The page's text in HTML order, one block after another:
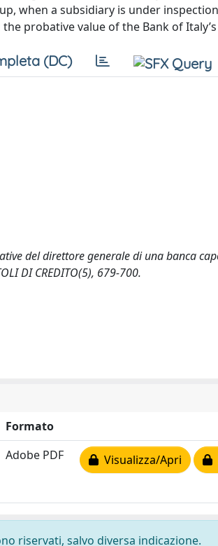
when a subsidiary is under
probative value of the Bank of
(DC)
del direttore generale di una banca
DI CREDITO(5), 679-700.
Formato
Adobe PDF Visualizza/Apri
riservati, salvo diversa indicazione.